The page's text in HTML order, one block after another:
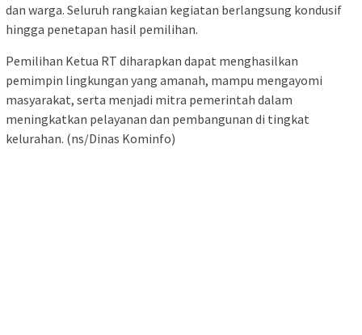
dan warga. Seluruh rangkaian kegiatan berlangsung kondusif
hingga penetapan hasil pemilihan.
Pemilihan Ketua RT diharapkan dapat menghasilkan
pemimpin lingkungan yang amanah, mampu mengayomi
masyarakat, serta menjadi mitra pemerintah dalam
meningkatkan pelayanan dan pembangunan di tingkat
kelurahan. (ns/Dinas Kominfo)